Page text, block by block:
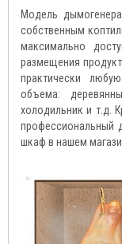
Модель
собственным
максимально
размещения
практически
объема:
холодильник и т.д.
профессиональный
шкаф в нашем